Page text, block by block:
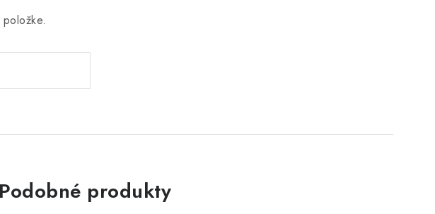
Podobné produkty